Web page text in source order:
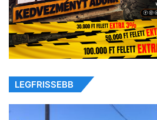
LEGFRISSEBB